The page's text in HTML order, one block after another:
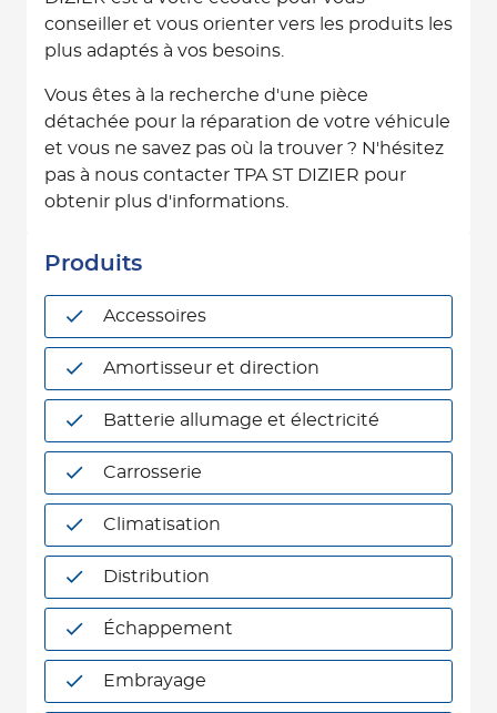
conseiller et vous orienter vers les produits les
plus adaptés à vos besoins.
Vous êtes à la recherche d'une pièce
détachée pour la réparation de votre véhicule
et vous ne savez pas où la trouver ? N'hésitez
pas à nous contacter TPA ST DIZIER pour
obtenir plus d'informations.
Produits
Accessoires
Amortisseur et direction
Batterie allumage et électricité
Carrosserie
Climatisation
Distribution
Échappement
Embrayage